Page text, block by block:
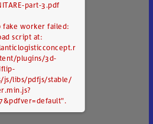
part-3.pdf
fake worker failed:
script at:
plugins/3d-
js/libs/pdfjs/stable/